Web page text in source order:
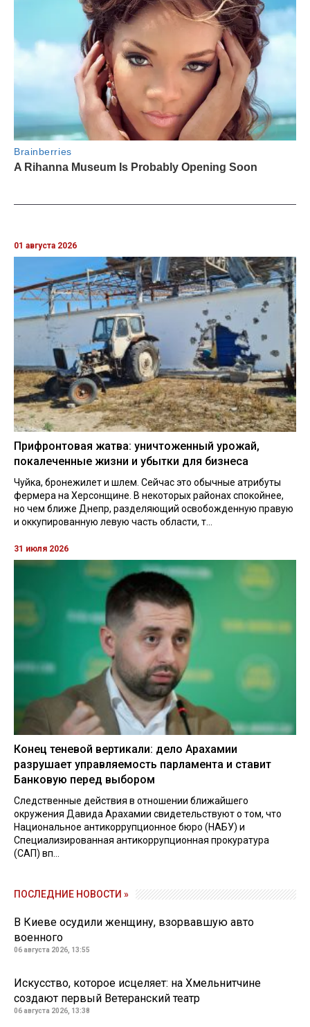
01 августа 2026
Прифронтовая жатва: уничтоженный урожай,
покалеченные жизни и убытки для бизнеса
Чуйка, бронежилет и шлем. Сейчас это обычные атрибуты
фермера на Херсонщине. В некоторых районах спокойнее,
но чем ближе Днепр, разделяющий освобожденную правую
и оккупированную левую часть области, т...
31 июля 2026
Конец теневой вертикали: дело Арахамии
разрушает управляемость парламента и ставит
Банковую перед выбором
Следственные действия в отношении ближайшего
окружения Давида Арахамии свидетельствуют о том, что
Национальное антикоррупционное бюро (НАБУ) и
Специализированная антикоррупционная прокуратура
(САП) вп...
ПОСЛЕДНИЕ НОВОСТИ »
В Киеве осудили женщину, взорвавшую авто
военного
06 августа 2026, 13:55
Искусство, которое исцеляет: на Хмельнитчине
создают первый Ветеранский театр
06 августа 2026, 13:38